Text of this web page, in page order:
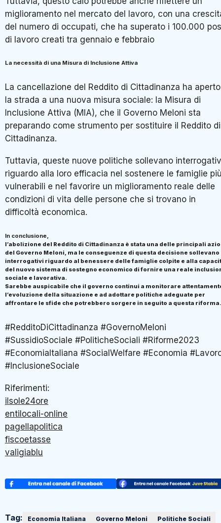
miglioramento nel mercato del lavoro, con una
del numero di occupati, che ha superato i 100.000
di lavoro creati tra gennaio e febbraio
La necessità di una Misura di Inclusione Attiva
La cancellazione del Reddito di Cittadinanza ha aperto
la strada a una nuova misura sociale: la Misura di
Inclusione Attiva (MIA), che il Governo Meloni sta
preparando come strumento per sostituire il Reddito di
Cittadinanza.
Tuttavia, queste nuove politiche sollevano
riguardo alla loro efficacia nel sostenere le famiglie
vulnerabili e nel favorire un miglioramento reale delle
condizioni di vita delle persone che si trovano in
difficoltà economica.
In conclusione,
l’abolizione del Reddito di Cittadinanza è stata una delle principali
del Governo Meloni, ma le conseguenze di questa decisione sollevano
interrogativi riguardo al benessere delle famiglie colpite e alla
del nuovo sistema di sostegno economico di fornire una reale
sociale e lavorativa.
Sarebbe auspicabile che il governo continui a monitorare
l’evoluzione della situazione e ad adottare politiche adeguate per
affrontare le sfide che potrebbero sorgere in seguito a questa riforma.
#RedditoDiCittadinanza #GovernoMeloni
#SussidioSociale #PoliticheSociali #Riforme2023
#EconomiaItaliana #SocialWelfare #Economia
#InclusioneSociale
Riferimenti:
ilsole24ore
entilocali-online
pagellapolitica
fiscoetasse
valigiablu
Tag: Economia Italiana Governo Meloni
Politiche Sociali